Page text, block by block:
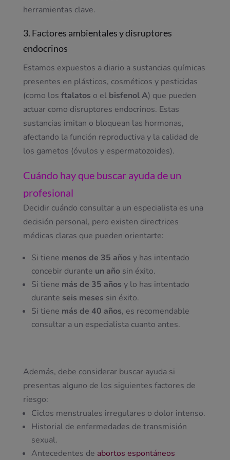
herramientas clave.
3. Factores ambientales y disruptores
endocrinos
Estamos expuestos a diario a sustancias químicas
presentes en plásticos, cosméticos y pesticidas
(como los ftalatos o el bisfenol A) que pueden
actuar como disruptores endocrinos. Estas
sustancias imitan o bloquean las hormonas,
afectando la función reproductiva y la calidad de
los gametos (óvulos y espermatozoides).
Cuándo hay que buscar ayuda de un
profesional
Decidir cuándo consultar a un especialista es una
decisión personal, pero existen directrices
médicas claras que pueden orientarte:
Si tiene menos de 35 años y has intentado
concebir durante un añosin éxito.
Si tiene más de 35 años y lo has intentado
durante seis meses sin éxito.
Si tiene más de 40 años, es recomendable
consultar a un especialista cuanto antes.
Además, debe considerar buscar ayuda si
presentas alguno de los siguientes factores de
riesgo:
Ciclos menstruales irregulares o dolor intenso.
Historial de enfermedades de transmisión
sexual.
Antecedentes de abortos espontáneos